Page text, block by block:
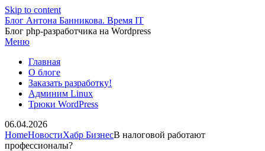
Skip to content
Блог Антона Банникова. Время IT
Блог php-разработчика на Wordpress
Меню
Главная
О блоге
Заказать разработку!
Админим Linux
Трюки WordPress
06.04.2026
HomeНовостиХабр БизнесВ налоговой работают
профессионалы?